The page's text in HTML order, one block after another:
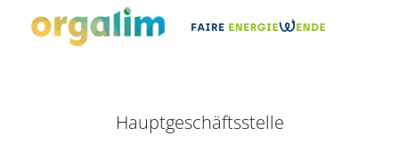
Hauptgeschäftsstelle